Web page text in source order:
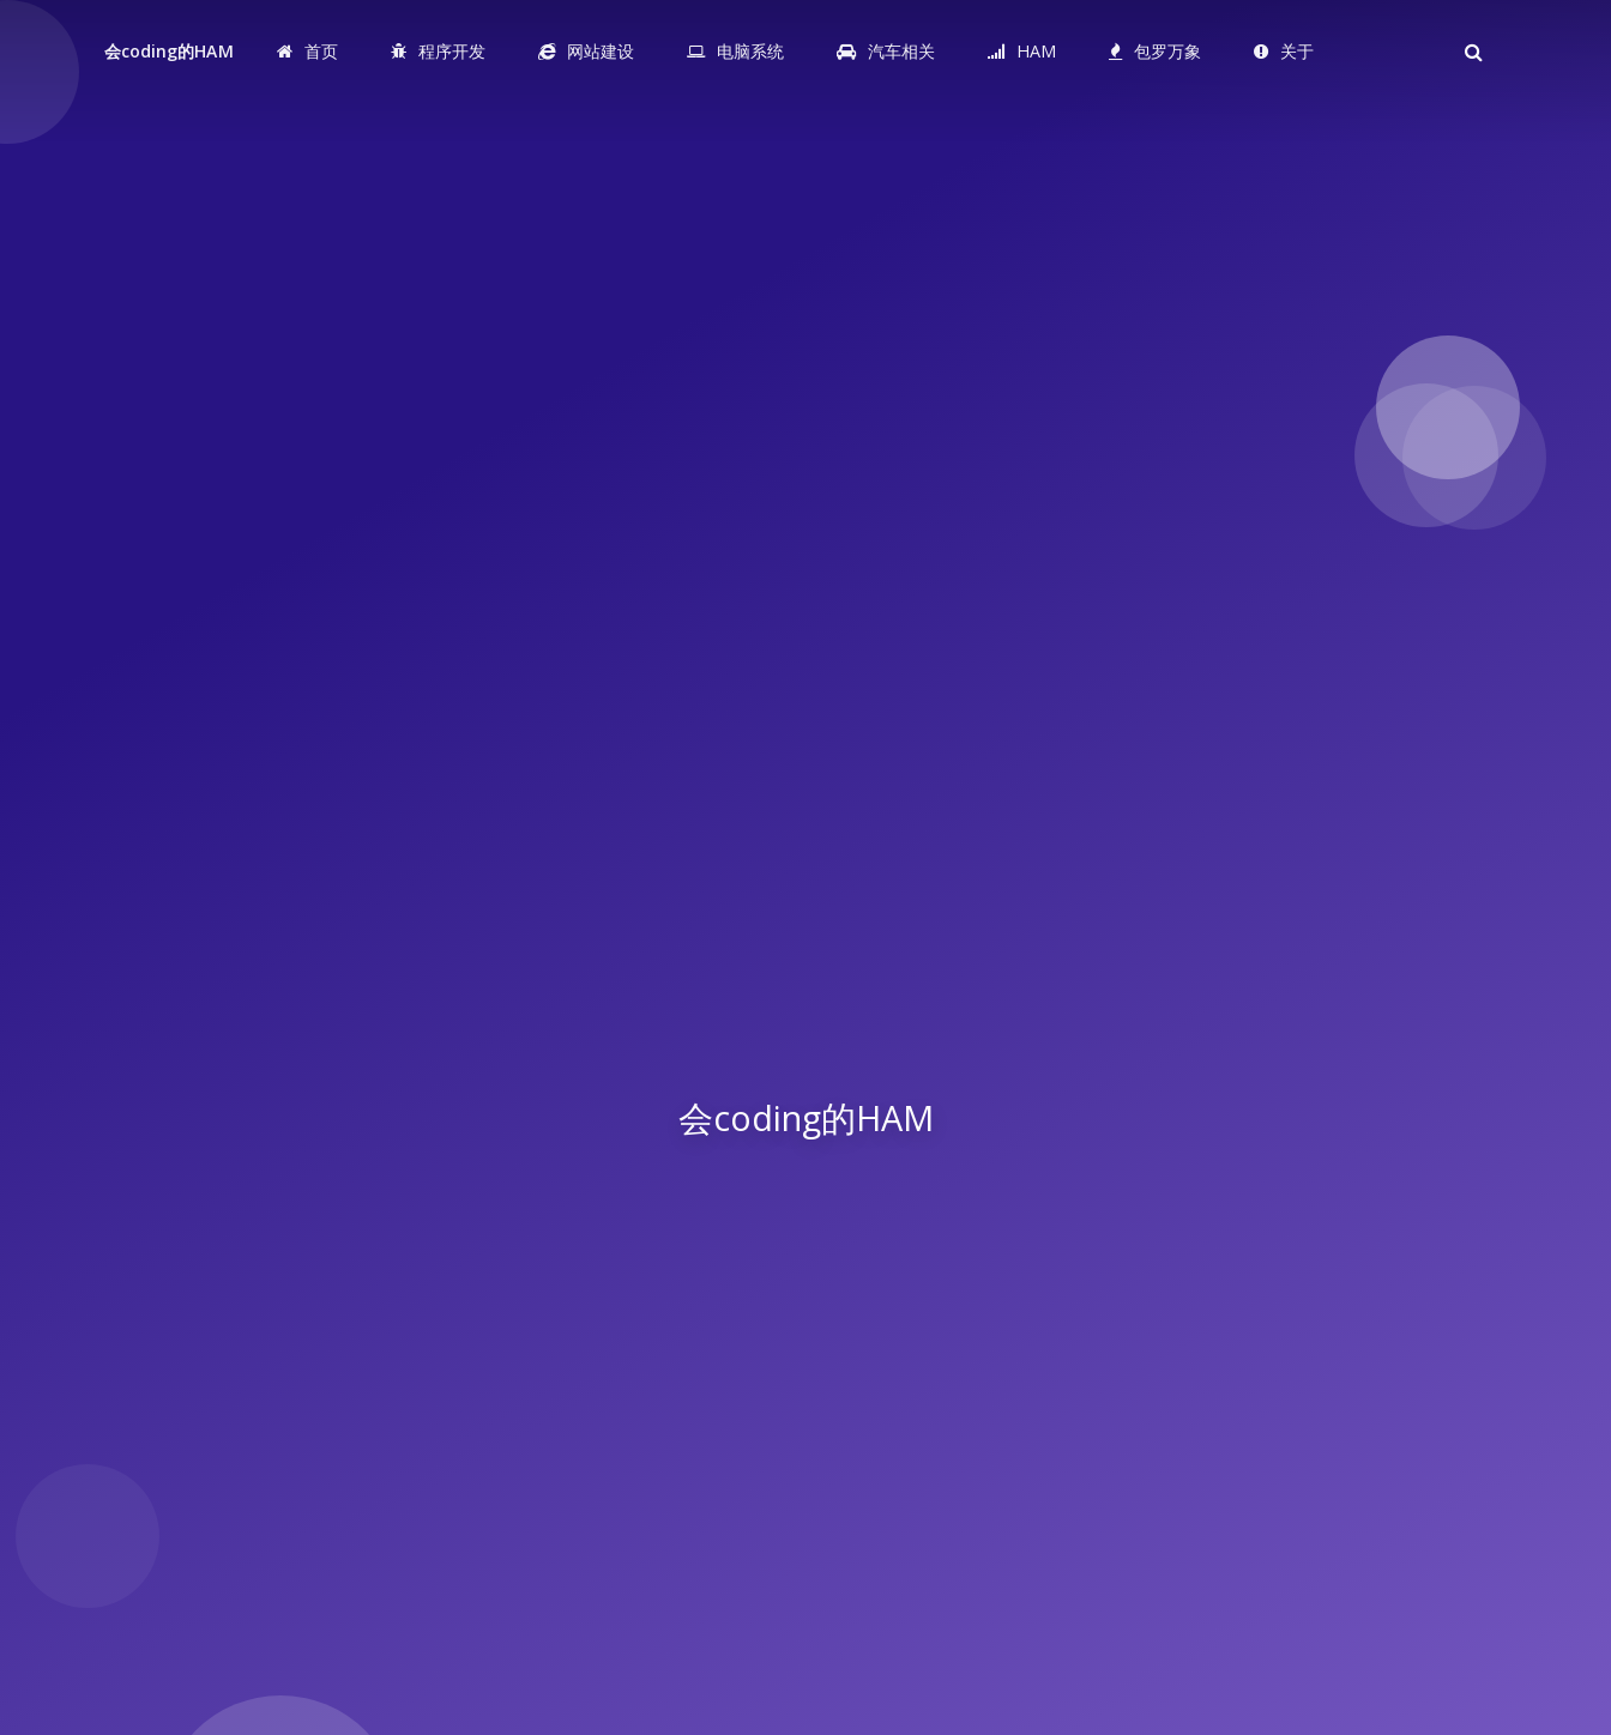
会coding的HAM 首页 程序开发 网站建设 电脑系统 汽车相关 HAM 包罗万象 关于
会coding的HAM